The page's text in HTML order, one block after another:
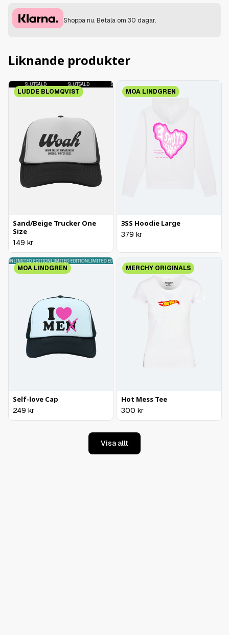
Shoppa nu. Betala om 30 dagar.
Liknande produkter
SLUTSÅLD SLUTSÅLD SLUTSÅLD
Sand/Beige Trucker One
Size
149 kr
LUDDE BLOMQVIST
3SS Hoodie Large
379 kr
MOA LINDGREN
LIMITED EDITIONLIMITED EDITIONLIMITED EDITION
Self-love Cap
249 kr
MOA LINDGREN
Hot Mess Tee
300 kr
MERCHY ORIGINALS
Visa allt